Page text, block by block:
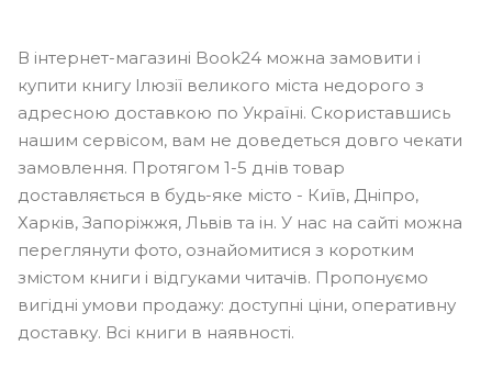
В інтернет-магазині Book24 можна замовити і
купити книгу Ілюзії великого міста недорого з
адресною доставкою по Україні. Скориставшись
нашим сервісом, вам не доведеться довго чекати
замовлення. Протягом 1-5 днів товар
доставляється в будь-яке місто - Київ, Дніпро,
Харків, Запоріжжя, Львів та ін. У нас на сайті можна
переглянути фото, ознайомитися з коротким
змістом книги і відгуками читачів. Пропонуємо
вигідні умови продажу: доступні ціни, оперативну
доставку. Всі книги в наявності.